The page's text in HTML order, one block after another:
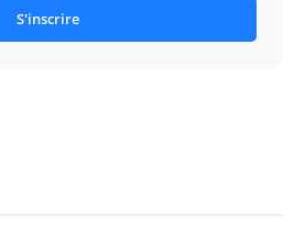
S'inscrire